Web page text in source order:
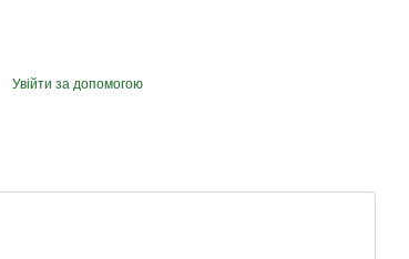
Увійти за допомогою